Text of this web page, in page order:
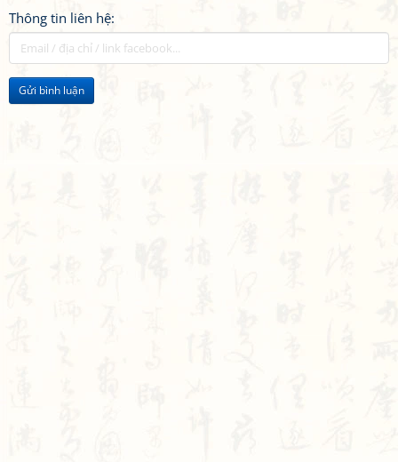
Thông tin liên hệ:
Gửi bình luận